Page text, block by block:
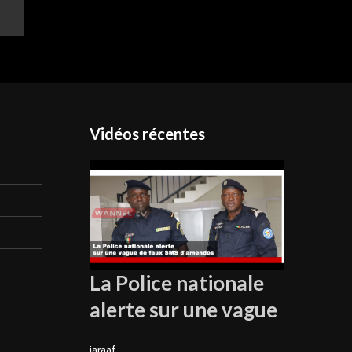
Vidéos récentes
La Police nationale
alerte sur une vague